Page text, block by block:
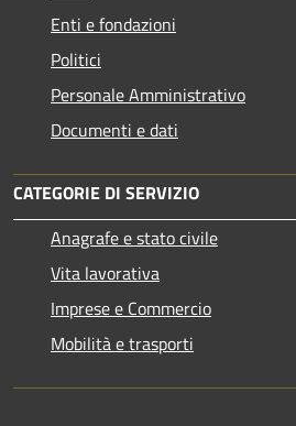
Enti e fondazioni
Politici
Personale Amministrativo
Documenti e dati
CATEGORIE DI SERVIZIO
Anagrafe e stato civile
Vita lavorativa
Imprese e Commercio
Mobilità e trasporti